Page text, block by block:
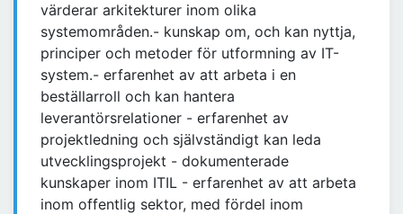
värderar arkitekturer inom olika
systemområden.- kunskap om, och kan nyttja,
principer och metoder för utformning av IT-
system.- erfarenhet av att arbeta i en
beställarroll och kan hantera
leverantörsrelationer - erfarenhet av
projektledning och självständigt kan leda
utvecklingsprojekt - dokumenterade
kunskaper inom ITIL - erfarenhet av att arbeta
inom offentlig sektor, med fördel inom